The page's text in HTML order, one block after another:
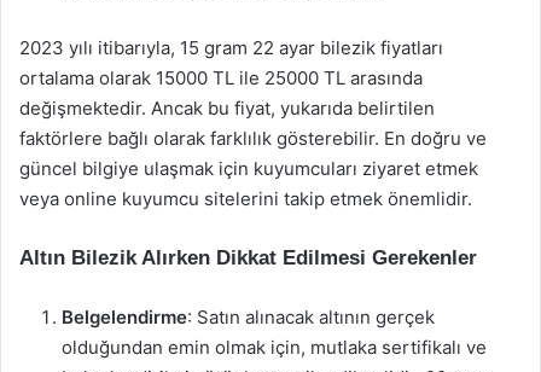
2023 yılı itibarıyla, 15 gram 22 ayar bilezik fiyatları
ortalama olarak 15000 TL ile 25000 TL arasında
değişmektedir. Ancak bu fiyat, yukarıda belirtilen
faktörlere bağlı olarak farklılık gösterebilir. En doğru ve
güncel bilgiye ulaşmak için kuyumcuları ziyaret etmek
veya online kuyumcu sitelerini takip etmek önemlidir.
Altın Bilezik Alırken Dikkat Edilmesi Gerekenler
Belgelendirme: Satın alınacak altının gerçek
olduğundan emin olmak için, mutlaka sertifikalı ve